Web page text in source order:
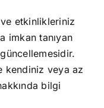
ve etkinlikleriniz
imkan tanıyan
kendiniz veya az
bilgi